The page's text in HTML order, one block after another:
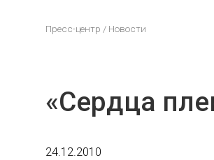
Пресс-центр / Новости
«Сердца
24.12.2010